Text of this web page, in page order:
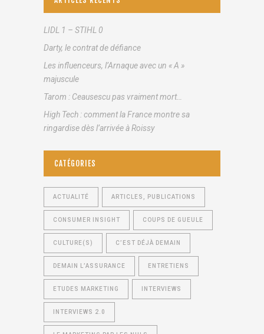
LIDL 1 – STIHL 0
Darty, le contrat de défiance
Les influenceurs, l’Arnaque avec un « A »
majuscule
Tarom : Ceausescu pas vraiment mort…
High Tech : comment la France montre sa
ringardise dès l’arrivée à Roissy
CATÉGORIES
ACTUALITÉ ARTICLES, PUBLICATIONS
CONSUMER INSIGHT COUPS DE GUEULE
CULTURE(S) C’EST DÉJÀ DEMAIN
DEMAIN L’ASSURANCE ENTRETIENS
ETUDES MARKETING INTERVIEWS
INTERVIEWS 2.0